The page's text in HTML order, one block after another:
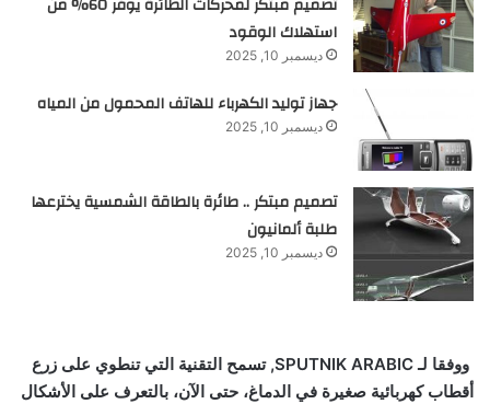
استهلاك الوقود
ديسمبر 10, 2025
جهاز توليد الكهرباء للهاتف المحمول من المياه
ديسمبر 10, 2025
تصميم مبتكر .. طائرة بالطاقة الشمسية يخترعها
طلبة ألمانيون
ديسمبر 10, 2025
ووفقا لـSPUTNIK ARABIC
,تسمح التقنية التي تنطوي على زرع
أقطاب كهربائية صغيرة في الدماغ، حتى الآن، بالتعرف على الأشكال